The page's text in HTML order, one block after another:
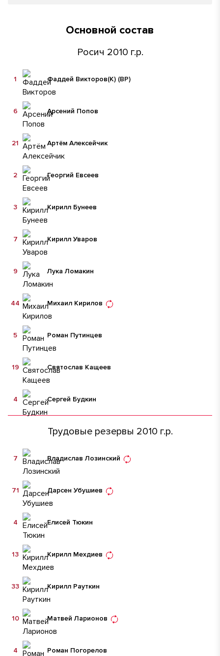
Основной состав
Росич 2010 г.р.
Фаддей Викторов(К) (ВР)
1
Арсений Попов
6
Артём Алексейчик
21
Георгий Евсеев
2
Кирилл Бунеев
3
Кирилл Уваров
7
Лука Ломакин
9
Михаил Кирилов
44
Роман Путинцев
5
Святослав Кащеев
19
Сергей Будкин
4
Трудовые резервы 2010 г.р.
Владислав Лозинский
7
Дарсен Убушиев
71
Елисей Тюкин
4
Кирилл Мехдиев
13
Кирилл Рауткин
33
Матвей Ларионов
10
Роман Погорелов
4